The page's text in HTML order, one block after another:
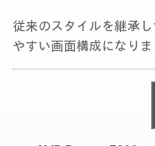
従来のスタイルを継承
やすい画面構成になりま